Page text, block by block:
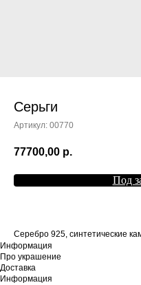
Серьги
Артикул: 00770
77700,00 р.
Под
Серебро 925, синтетические
Информация
Про украшение
Доставка
Информация